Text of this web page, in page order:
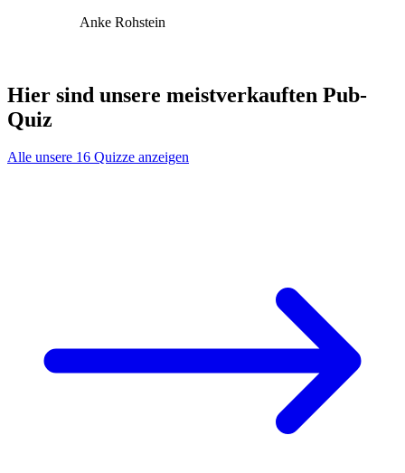
Anke Rohstein
Hier sind unsere meistverkauften Pub-
Quiz
Alle unsere 16 Quizze anzeigen